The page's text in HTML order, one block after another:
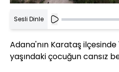
Sesli Dinle
Adana'nın Karataş
yaşındaki çocuğun cansız